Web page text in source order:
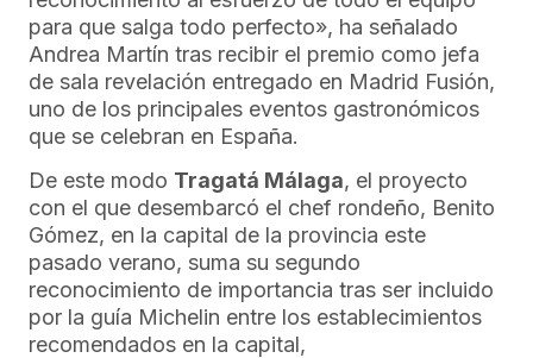
para que salga todo perfecto», ha señalado
Andrea Martín tras recibir el premio como jefa
de sala revelación entregado en Madrid Fusión,
uno de los principales eventos gastronómicos
que se celebran en España.
De este modo Tragatá Málaga, el proyecto
con el que desembarcó el chef rondeño, Benito
Gómez, en la capital de la provincia este
pasado verano, suma su segundo
reconocimiento de importancia tras ser incluido
por la guía Michelin entre los establecimientos
recomendados en la capital,